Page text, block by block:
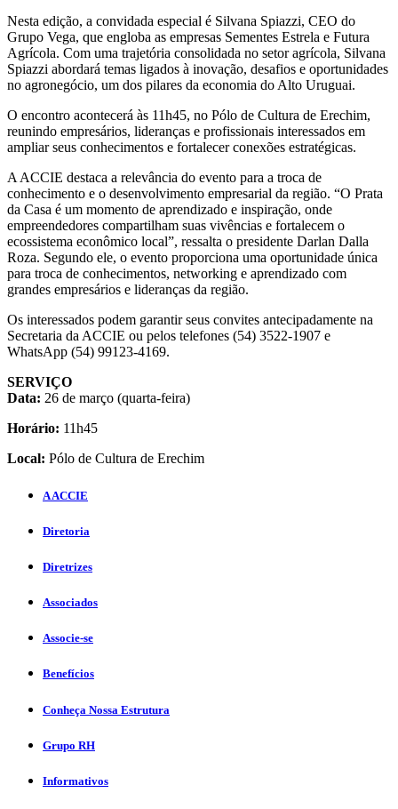
Nesta edição, a convidada especial é Silvana Spiazzi, CEO do
Grupo Vega, que engloba as empresas Sementes Estrela e Futura
Agrícola. Com uma trajetória consolidada no setor agrícola, Silvana
Spiazzi abordará temas ligados à inovação, desafios e oportunidades
no agronegócio, um dos pilares da economia do Alto Uruguai.
O encontro acontecerá às 11h45, no Pólo de Cultura de Erechim,
reunindo empresários, lideranças e profissionais interessados em
ampliar seus conhecimentos e fortalecer conexões estratégicas.
A ACCIE destaca a relevância do evento para a troca de
conhecimento e o desenvolvimento empresarial da região. “O Prata
da Casa é um momento de aprendizado e inspiração, onde
empreendedores compartilham suas vivências e fortalecem o
ecossistema econômico local”, ressalta o presidente Darlan Dalla
Roza. Segundo ele, o evento proporciona uma oportunidade única
para troca de conhecimentos, networking e aprendizado com
grandes empresários e lideranças da região.
Os interessados podem garantir seus convites antecipadamente na
Secretaria da ACCIE ou pelos telefones (54) 3522-1907 e
WhatsApp (54) 99123-4169.
SERVIÇO
Data: 26 de março (quarta-feira)
Horário: 11h45
Local: Pólo de Cultura de Erechim
A ACCIE
Diretoria
Diretrizes
Associados
Associe-se
Benefícios
Conheça Nossa Estrutura
Grupo RH
Informativos